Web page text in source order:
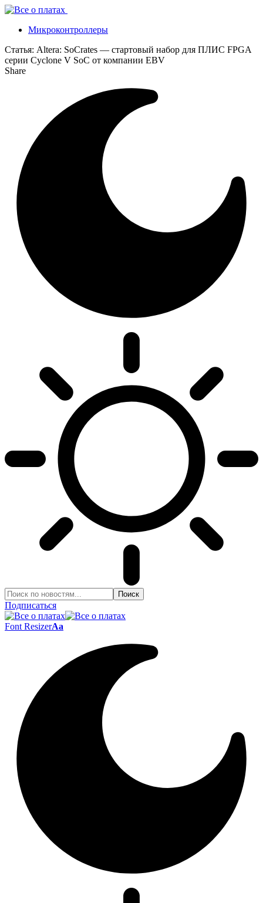
Микроконтроллеры
Статья: Altera: SoCrates — стартовый набор для ПЛИС FPGA
серии Cyclone V SoC от компании EBV
Share
Подписаться
Font ResizerAa